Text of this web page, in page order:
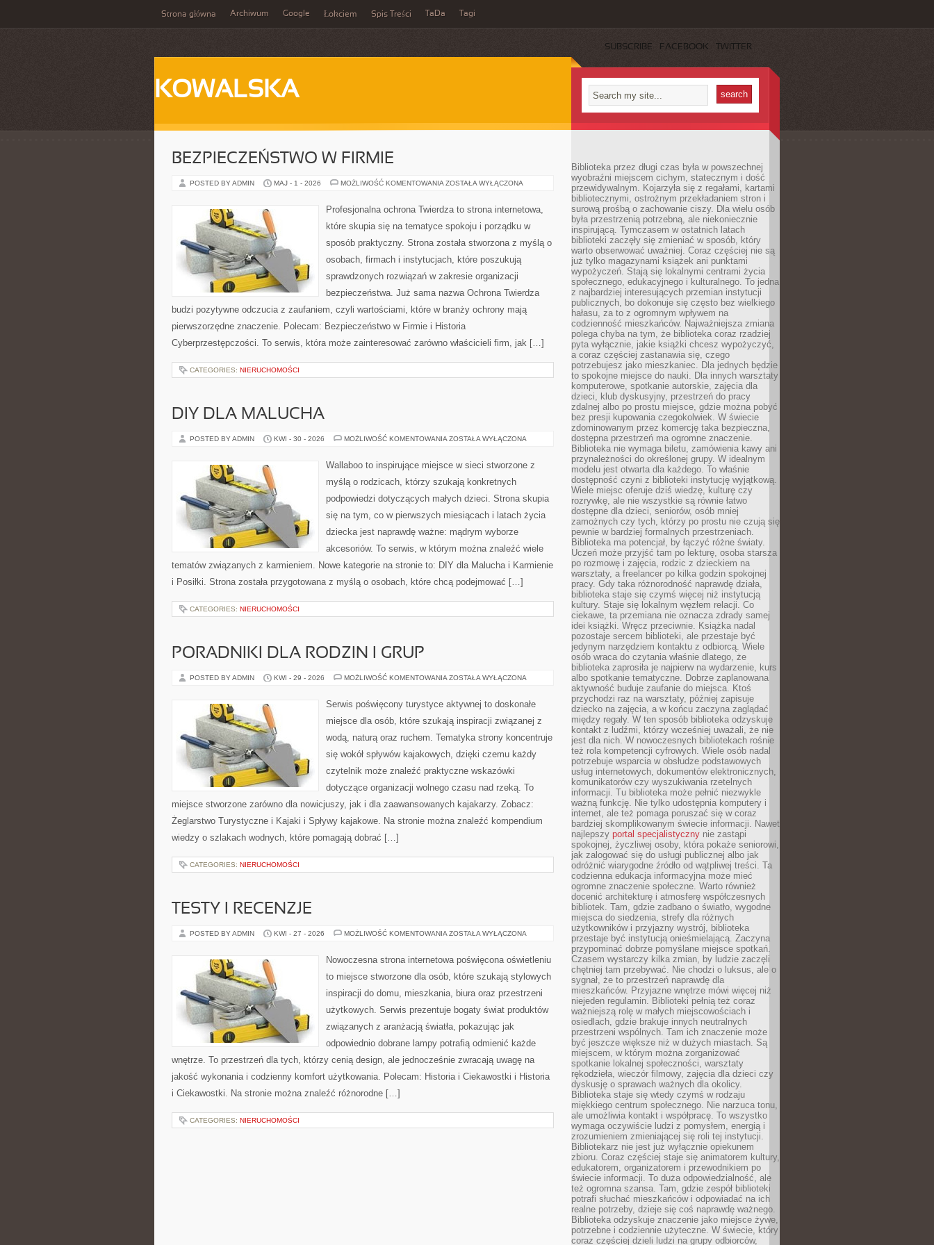
Strona główna Archiwum Google Łokciem Spis Treści TaDa Tagi
SUBSCRIBE FACEBOOK TWITTER
KOWALSKA
BEZPIECZEŃSTWO W FIRMIE
POSTED BY ADMIN MAJ - 1 - 2026 MOŻLIWOŚĆ KOMENTOWANIA BEZPIECZEŃSTWO
ZOSTAŁA WYŁĄCZONA
Profesjonalna ochrona Twierdza to strona internetowa,
które skupia się na tematyce spokoju i porządku w
sposób praktyczny. Strona została stworzona z myślą o
osobach, firmach i instytucjach, które poszukują
sprawdzonych rozwiązań w zakresie organizacji
bezpieczeństwa. Już sama nazwa Ochrona Twierdza
budzi pozytywne odczucia z zaufaniem, czyli wartościami, które w branży ochrony mają
pierwszorzędne znaczenie. Polecam: Bezpieczeństwo w Firmie i Historia
Cyberprzestępczości. To serwis, która może zainteresować zarówno właścicieli firm, jak […]
CATEGORIES: NIERUCHOMOŚCI
DIY DLA MALUCHA
POSTED BY ADMIN KWI - 30 - 2026 MOŻLIWOŚĆ KOMENTOWANIA DIY
ZOSTAŁA WYŁĄCZONA
Wallaboo to inspirujące miejsce w sieci stworzone z
myślą o rodzicach, którzy szukają konkretnych
podpowiedzi dotyczących małych dzieci. Strona skupia
się na tym, co w pierwszych miesiącach i latach życia
dziecka jest naprawdę ważne: mądrym wyborze
akcesoriów. To serwis, w którym można znaleźć wiele
tematów związanych z karmieniem. Nowe kategorie na stronie to: DIY dla Malucha i Karmienie
i Posiłki. Strona została przygotowana z myślą o osobach, które chcą podejmować […]
CATEGORIES: NIERUCHOMOŚCI
PORADNIKI DLA RODZIN I GRUP
POSTED BY ADMIN KWI - 29 - 2026 MOŻLIWOŚĆ KOMENTOWANIA PORADNIKI
GRUP
ZOSTAŁA WYŁĄCZONA
Serwis poświęcony turystyce aktywnej to doskonałe
miejsce dla osób, które szukają inspiracji związanej z
wodą, naturą oraz ruchem. Tematyka strony koncentruje
się wokół spływów kajakowych, dzięki czemu każdy
czytelnik może znaleźć praktyczne wskazówki
dotyczące organizacji wolnego czasu nad rzeką. To
miejsce stworzone zarówno dla nowicjuszy, jak i dla zaawansowanych kajakarzy. Zobacz:
Żeglarstwo Turystyczne i Kajaki i Spływy kajakowe. Na stronie można znaleźć kompendium
wiedzy o szlakach wodnych, które pomagają dobrać […]
CATEGORIES: NIERUCHOMOŚCI
TESTY I RECENZJE
POSTED BY ADMIN KWI - 27 - 2026 MOŻLIWOŚĆ KOMENTOWANIA TESTY
ZOSTAŁA WYŁĄCZONA
Nowoczesna strona internetowa poświęcona oświetleniu
to miejsce stworzone dla osób, które szukają stylowych
inspiracji do domu, mieszkania, biura oraz przestrzeni
użytkowych. Serwis prezentuje bogaty świat produktów
związanych z aranżacją światła, pokazując jak
odpowiednio dobrane lampy potrafią odmienić każde
wnętrze. To przestrzeń dla tych, którzy cenią design, ale jednocześnie zwracają uwagę na
jakość wykonania i codzienny komfort użytkowania. Polecam: Historia i Ciekawostki i Historia
i Ciekawostki. Na stronie można znaleźć różnorodne […]
CATEGORIES: NIERUCHOMOŚCI
Biblioteka przez długi czas była w powszechnej
wyobraźni miejscem cichym, statecznym i dość
przewidywalnym. Kojarzyła się z regałami, kartami
bibliotecznymi, ostrożnym przekładaniem stron i
surową prośbą o zachowanie ciszy. Dla wielu osób
była przestrzenią potrzebną, ale niekoniecznie
inspirującą. Tymczasem w ostatnich latach
biblioteki zaczęły się zmieniać w sposób, który
warto obserwować uważniej. Coraz częściej nie są
już tylko magazynami książek ani punktami
wypożyczeń. Stają się lokalnymi centrami życia
społecznego, edukacyjnego i kulturalnego. To jedna
z najbardziej interesujących przemian instytucji
publicznych, bo dokonuje się często bez wielkiego
hałasu, za to z ogromnym wpływem na
codzienność mieszkańców. Najważniejsza zmiana
polega chyba na tym, że biblioteka coraz rzadziej
pyta wyłącznie, jakie książki chcesz wypożyczyć,
a coraz częściej zastanawia się, czego
potrzebujesz jako mieszkaniec. Dla jednych będzie
to spokojne miejsce do nauki. Dla innych warsztaty
komputerowe, spotkanie autorskie, zajęcia dla
dzieci, klub dyskusyjny, przestrzeń do pracy
zdalnej albo po prostu miejsce, gdzie można pobyć
bez presji kupowania czegokolwiek. W świecie
zdominowanym przez komercję taka bezpieczna,
dostępna przestrzeń ma ogromne znaczenie.
Biblioteka nie wymaga biletu, zamówienia kawy ani
przynależności do określonej grupy. W idealnym
modelu jest otwarta dla każdego. To właśnie
dostępność czyni z biblioteki instytucję wyjątkową.
Wiele miejsc oferuje dziś wiedzę, kulturę czy
rozrywkę, ale nie wszystkie są równie łatwo
dostępne dla dzieci, seniorów, osób mniej
zamożnych czy tych, którzy po prostu nie czują się
pewnie w bardziej formalnych przestrzeniach.
Biblioteka ma potencjał, by łączyć różne światy.
Uczeń może przyjść tam po lekturę, osoba starsza
po rozmowę i zajęcia, rodzic z dzieckiem na
warsztaty, a freelancer po kilka godzin spokojnej
pracy. Gdy taka różnorodność naprawdę działa,
biblioteka staje się czymś więcej niż instytucją
kultury. Staje się lokalnym węzłem relacji. Co
ciekawe, ta przemiana nie oznacza zdrady samej
idei książki. Wręcz przeciwnie. Książka nadal
pozostaje sercem biblioteki, ale przestaje być
jedynym narzędziem kontaktu z odbiorcą. Wiele
osób wraca do czytania właśnie dlatego, że
biblioteka zaprosiła je najpierw na wydarzenie, kurs
albo spotkanie tematyczne. Dobrze zaplanowana
aktywność buduje zaufanie do miejsca. Ktoś
przychodzi raz na warsztaty, później zapisuje
dziecko na zajęcia, a w końcu zaczyna zaglądać
między regały. W ten sposób biblioteka odzyskuje
kontakt z ludźmi, którzy wcześniej uważali, że nie
jest dla nich. W nowoczesnych bibliotekach rośnie
też rola kompetencji cyfrowych. Wiele osób nadal
potrzebuje wsparcia w obsłudze podstawowych
usług internetowych, dokumentów elektronicznych,
komunikatorów czy wyszukiwania rzetelnych
informacji. Tu biblioteka może pełnić niezwykle
ważną funkcję. Nie tylko udostępnia komputery i
internet, ale też pomaga poruszać się w coraz
bardziej skomplikowanym świecie informacji. Nawet
najlepszy portal specjalistyczny nie zastąpi
spokojnej, życzliwej osoby, która pokaże seniorowi,
jak zalogować się do usługi publicznej albo jak
odróżnić wiarygodne źródło od wątpliwej treści. Ta
codzienna edukacja informacyjna może mieć
ogromne znaczenie społeczne. Warto również
docenić architekturę i atmosferę współczesnych
bibliotek. Tam, gdzie zadbano o światło, wygodne
miejsca do siedzenia, strefy dla różnych
użytkowników i przyjazny wystrój, biblioteka
przestaje być instytucją onieśmielającą. Zaczyna
przypominać dobrze pomyślane miejsce spotkań.
Czasem wystarczy kilka zmian, by ludzie zaczęli
chętniej tam przebywać. Nie chodzi o luksus, ale o
sygnał, że to przestrzeń naprawdę dla
mieszkańców. Przyjazne wnętrze mówi więcej niż
niejeden regulamin. Biblioteki pełnią też coraz
ważniejszą rolę w małych miejscowościach i
osiedlach, gdzie brakuje innych neutralnych
przestrzeni wspólnych. Tam ich znaczenie może
być jeszcze większe niż w dużych miastach. Są
miejscem, w którym można zorganizować
spotkanie lokalnej społeczności, warsztaty
rękodzieła, wieczór filmowy, zajęcia dla dzieci czy
dyskusję o sprawach ważnych dla okolicy.
Biblioteka staje się wtedy czymś w rodzaju
miękkiego centrum społecznego. Nie narzuca tonu,
ale umożliwia kontakt i współpracę. To wszystko
wymaga oczywiście ludzi z pomysłem, energią i
zrozumieniem zmieniającej się roli tej instytucji.
Bibliotekarz nie jest już wyłącznie opiekunem
zbioru. Coraz częściej staje się animatorem kultury,
edukatorem, organizatorem i przewodnikiem po
świecie informacji. To duża odpowiedzialność, ale
też ogromna szansa. Tam, gdzie zespół biblioteki
potrafi słuchać mieszkańców i odpowiadać na ich
realne potrzeby, dzieje się coś naprawdę ważnego.
Biblioteka odzyskuje znaczenie jako miejsce żywe,
potrzebne i codziennie użyteczne. W świecie, który
coraz częściej dzieli ludzi na grupy odbiorców,